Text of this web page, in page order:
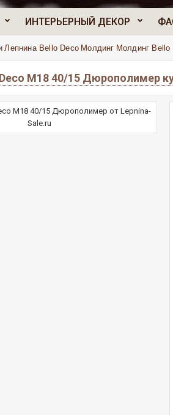
ИНТЕРЬЕРНЫЙ ДЕКОР
Лепнина Bello Deco Молдинг Молдинг
М18 40/15 Дюрополимер